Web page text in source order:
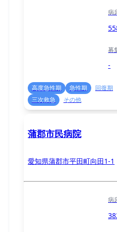
病
募
-
高度急性期 急性期 回復期
三次救急
その他
蒲郡市民病院
愛知県蒲郡市平田町向田1-1
病